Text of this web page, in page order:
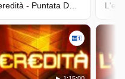
L'eredità - Puntata Del 14/05/2026